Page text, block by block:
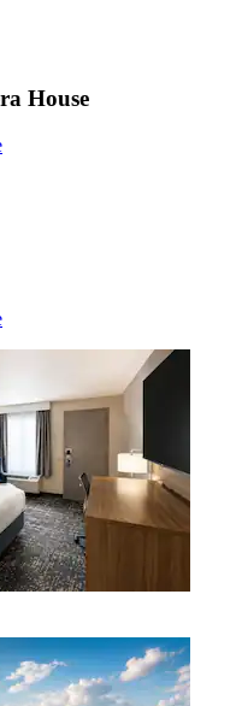
House